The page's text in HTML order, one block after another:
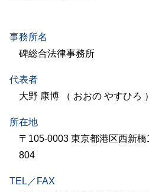
事務所名
碑総合法律事務所
代表者
大野 康博 （ おおの やすひろ ）
所在地
〒105-0003 東京都港区西新
804
TEL／FAX